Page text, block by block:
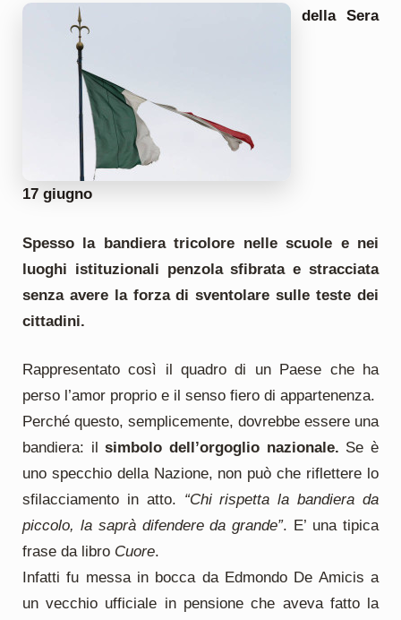
della Sera
17 giugno
Spesso la bandiera tricolore nelle scuole e nei
luoghi istituzionali penzola sfibrata e stracciata
senza avere la forza di sventolare sulle teste dei
cittadini.
Rappresentato così il quadro di un Paese che ha
perso l’amor proprio e il senso fiero di appartenenza.
Perché questo, semplicemente, dovrebbe essere una
bandiera: ilsimbolo dell’orgoglio nazionale. Se è
uno specchio della Nazione, non può che riflettere lo
sfilacciamento in atto. “Chi rispetta la bandiera da
piccolo, la saprà difendere da grande”. E’ una tipica
frase da libro Cuore.
Infatti fu messa in bocca da Edmondo De Amicis a
un vecchio ufficiale in pensione che aveva fatto la